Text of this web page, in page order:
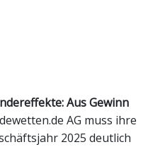
Aus Gewinn
AG muss ihre
2025 deutlich